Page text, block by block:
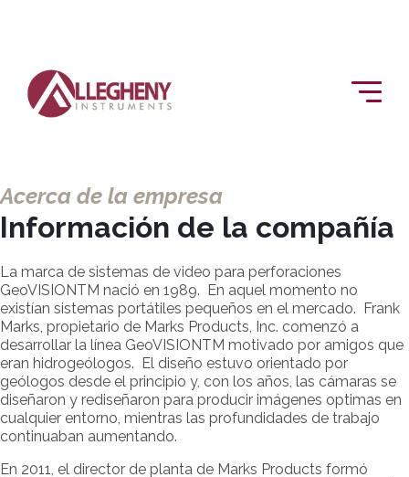
Acerca de la empresa
Información de la compañía
La marca de sistemas de video para perforaciones
GeoVISIONTM nació en 1989. En aquel momento no
existían sistemas portátiles pequeños en el mercado. Frank
Marks, propietario de Marks Products, Inc. comenzó a
desarrollar la línea GeoVISIONTM motivado por amigos que
eran hidrogeólogos. El diseño estuvo orientado por
geólogos desde el principio y, con los años, las cámaras se
diseñaron y rediseñaron para producir imágenes optimas en
cualquier entorno, mientras las profundidades de trabajo
continuaban aumentando.
En 2011, el director de planta de Marks Products formó